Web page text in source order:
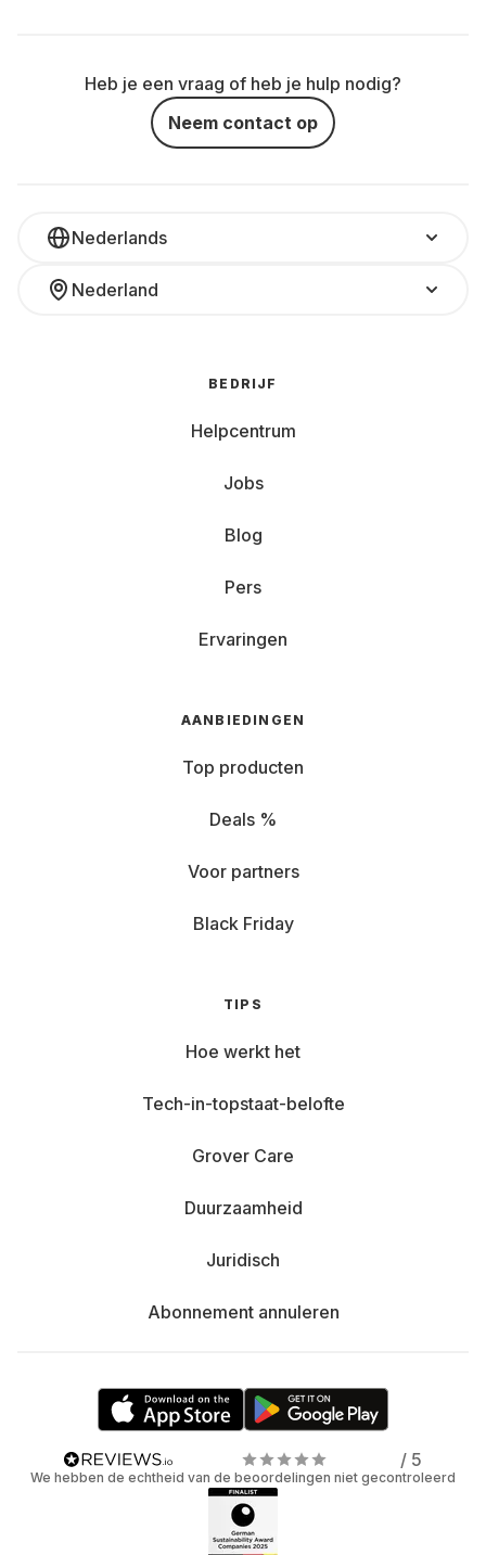
Heb je een vraag of heb je hulp nodig?
Neem contact op
Nederlands
Nederland
BEDRIJF
Helpcentrum
Jobs
Blog
Pers
Ervaringen
AANBIEDINGEN
Top producten
Deals %
Voor partners
Black Friday
TIPS
Hoe werkt het
Tech-in-topstaat-belofte
Grover Care
Duurzaamheid
Juridisch
Abonnement annuleren
/ 5
We hebben de echtheid van de beoordelingen niet gecontroleerd